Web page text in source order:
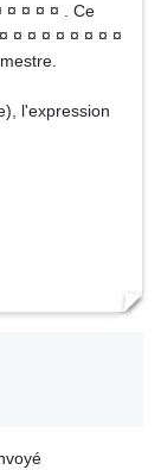
¤ ¤ ¤ ¤ . Ce
¤ ¤ ¤ ¤ ¤ ¤ ¤ ¤
l'expression